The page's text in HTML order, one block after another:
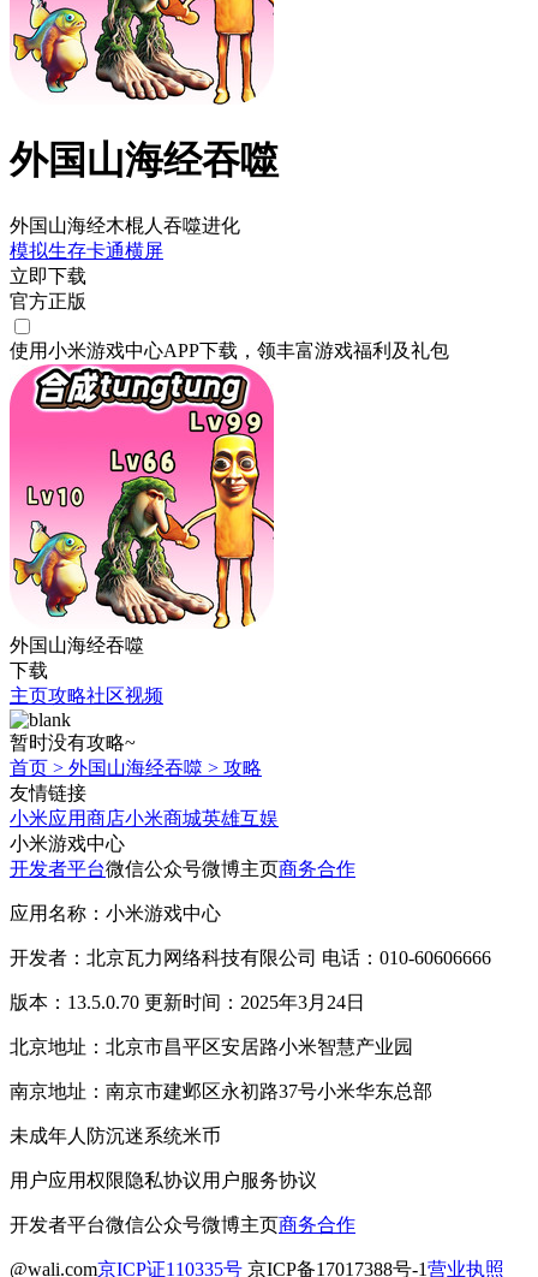
外国山海经吞噬
外国山海经木棍人吞噬进化
模拟生存卡通横屏
立即下载
官方正版
使用小米游戏中心APP下载 ，领丰富游戏福利 及礼包
外国山海经吞噬
下载
主页攻略社区视频
暂时没有攻略~
首页 > 外国山海经吞噬 > 攻略
友情链接
小米应用商店小米商城英雄互娱
小米游戏中心
开发者平台微信公众号微博主页商务合作
应用名称：小米游戏中心
开发者：北京瓦力网络科技有限公司 电话：010-60606666
版本：13.5.0.70 更新时间：2025年3月24日
北京地址：北京市昌平区安居路小米智慧产业园
南京地址：南京市建邺区永初路37号小米华东总部
未成年人防沉迷系统米币
用户应用权限隐私协议用户服务协议
开发者平台微信公众号微博主页商务合作
@wali.com京ICP证110335号 京ICP备17017388号-1营业执照